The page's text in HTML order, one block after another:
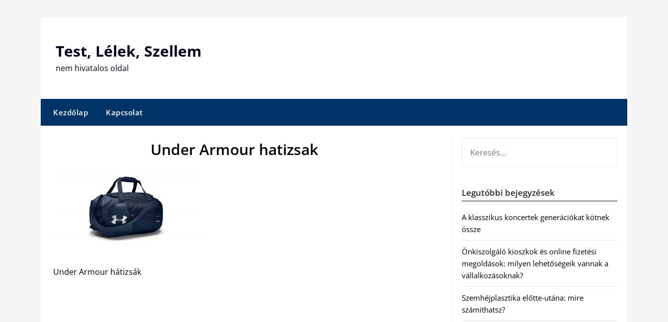
Test, Lélek, Szellem
nem hivatalos oldal
Kezdőlap Kapcsolat
Under Armour hatizsak
Under Armour hátizsák
Legutóbbi bejegyzések
A klasszikus koncertek generációkat kötnek
össze
Önkiszolgáló kioszkok és online fizetési
megoldások: milyen lehetőségeik vannak a
vállalkozásoknak?
Szemhéjplasztika előtte-utána: mire
számíthatsz?